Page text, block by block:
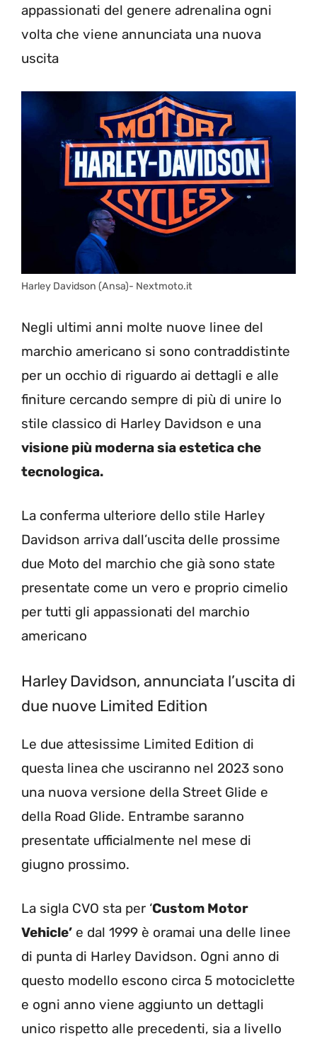
appassionati del genere adrenalina ogni
volta che viene annunciata una nuova
uscita
Harley Davidson (Ansa)- Nextmoto.it
Negli ultimi anni molte nuove linee del
marchio americano si sono contraddistinte
per un occhio di riguardo ai dettagli e alle
finiture cercando sempre di più di unire lo
stile classico di Harley Davidson e una
visione più moderna sia estetica che
tecnologica.
La conferma ulteriore dello stile Harley
Davidson arriva dall’uscita delle prossime
due Moto del marchio che già sono state
presentate come un vero e proprio cimelio
per tutti gli appassionati del marchio
americano
Harley Davidson, annunciata l’uscita di
due nuove Limited Edition
Le due attesissime Limited Edition di
questa linea che usciranno nel 2023 sono
una nuova versione della Street Glide e
della Road Glide. Entrambe saranno
presentate ufficialmente nel mese di
giugno prossimo.
La sigla CVO sta per ‘Custom Motor
Vehicle’ e dal 1999 è oramai una delle linee
di punta di Harley Davidson. Ogni anno di
questo modello escono circa 5 motociclette
e ogni anno viene aggiunto un dettagli
unico rispetto alle precedenti, sia a livello